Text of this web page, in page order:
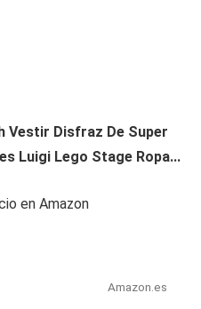
Vestir Disfraz De Super
Luigi Lego Stage Ropa...
en Amazon
Amazon.es